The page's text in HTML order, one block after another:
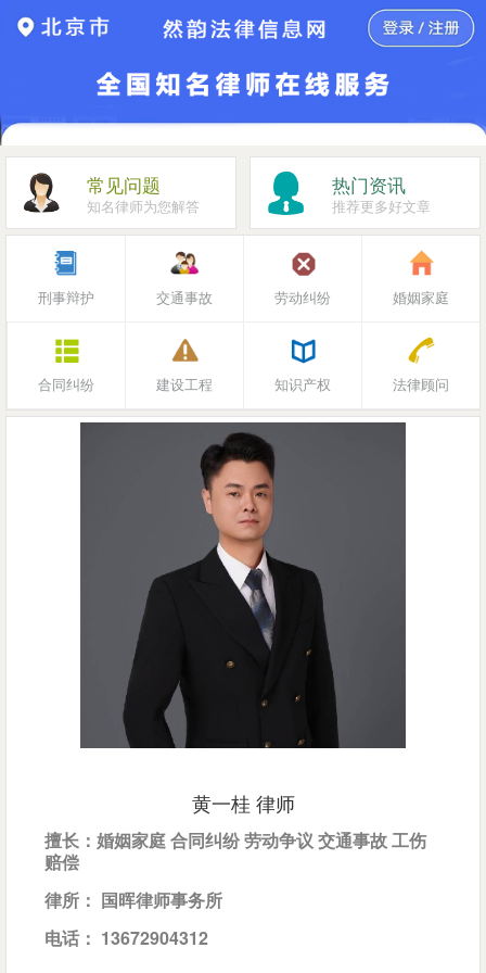
常见问题
知名律师为您解答
热门资讯
推荐更多好文章
刑事辩护 交通事故 劳动纠纷 婚姻家庭
合同纠纷 建设工程 知识产权 法律顾问
黄一桂 律师
擅长：婚姻家庭 合同纠纷 劳动争议 交通事故 工伤
赔偿
律所： 国晖律师事务所
电话： 13672904312